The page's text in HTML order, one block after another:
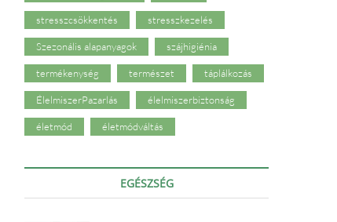
stresszcsökkentés stresszkezelés
Szezonális alapanyagok szájhigiénia
termékenység természet táplálkozás
ÉlelmiszerPazarlás élelmiszerbiztonság
életmód életmódváltás
EGÉSZSÉG